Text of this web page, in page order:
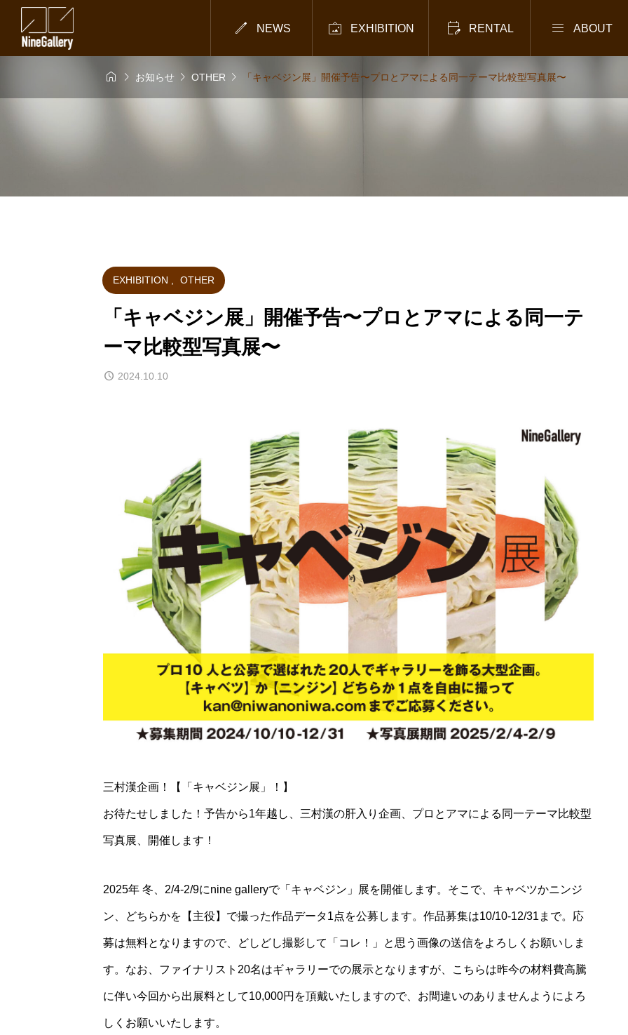
 NEWS  EXHIBITION  RENTAL  ABOUT
  お知らせ  OTHER  「キャベジン展」開催予告〜プロとアマによる同一テーマ比較型写真展〜
EXHIBITION OTHER
「キャベジン展」開催予告〜プロとアマによる同一テ
ーマ比較型写真展〜
2024.10.10
三村漢企画！【「キャベジン展」！】
お待たせしました！予告から1年越し、三村漢の肝入り企画、プロとアマによる同一テーマ比較型
写真展、開催します！
2025年 冬、2/4-2/9にnine galleryで「キャベジン」展を開催します。そこで、キャベツかニンジ
ン、どちらかを【主役】で撮った作品データ1点を公募します。作品募集は10/10-12/31まで。応
募は無料となりますので、どしどし撮影して「コレ！」と思う画像の送信をよろしくお願いしま
す。なお、ファイナリスト20名はギャラリーでの展示となりますが、こちらは昨今の材料費高騰
に伴い今回から出展料として10,000円を頂戴いたしますので、お間違いのありませんようによろ
しくお願いいたします。